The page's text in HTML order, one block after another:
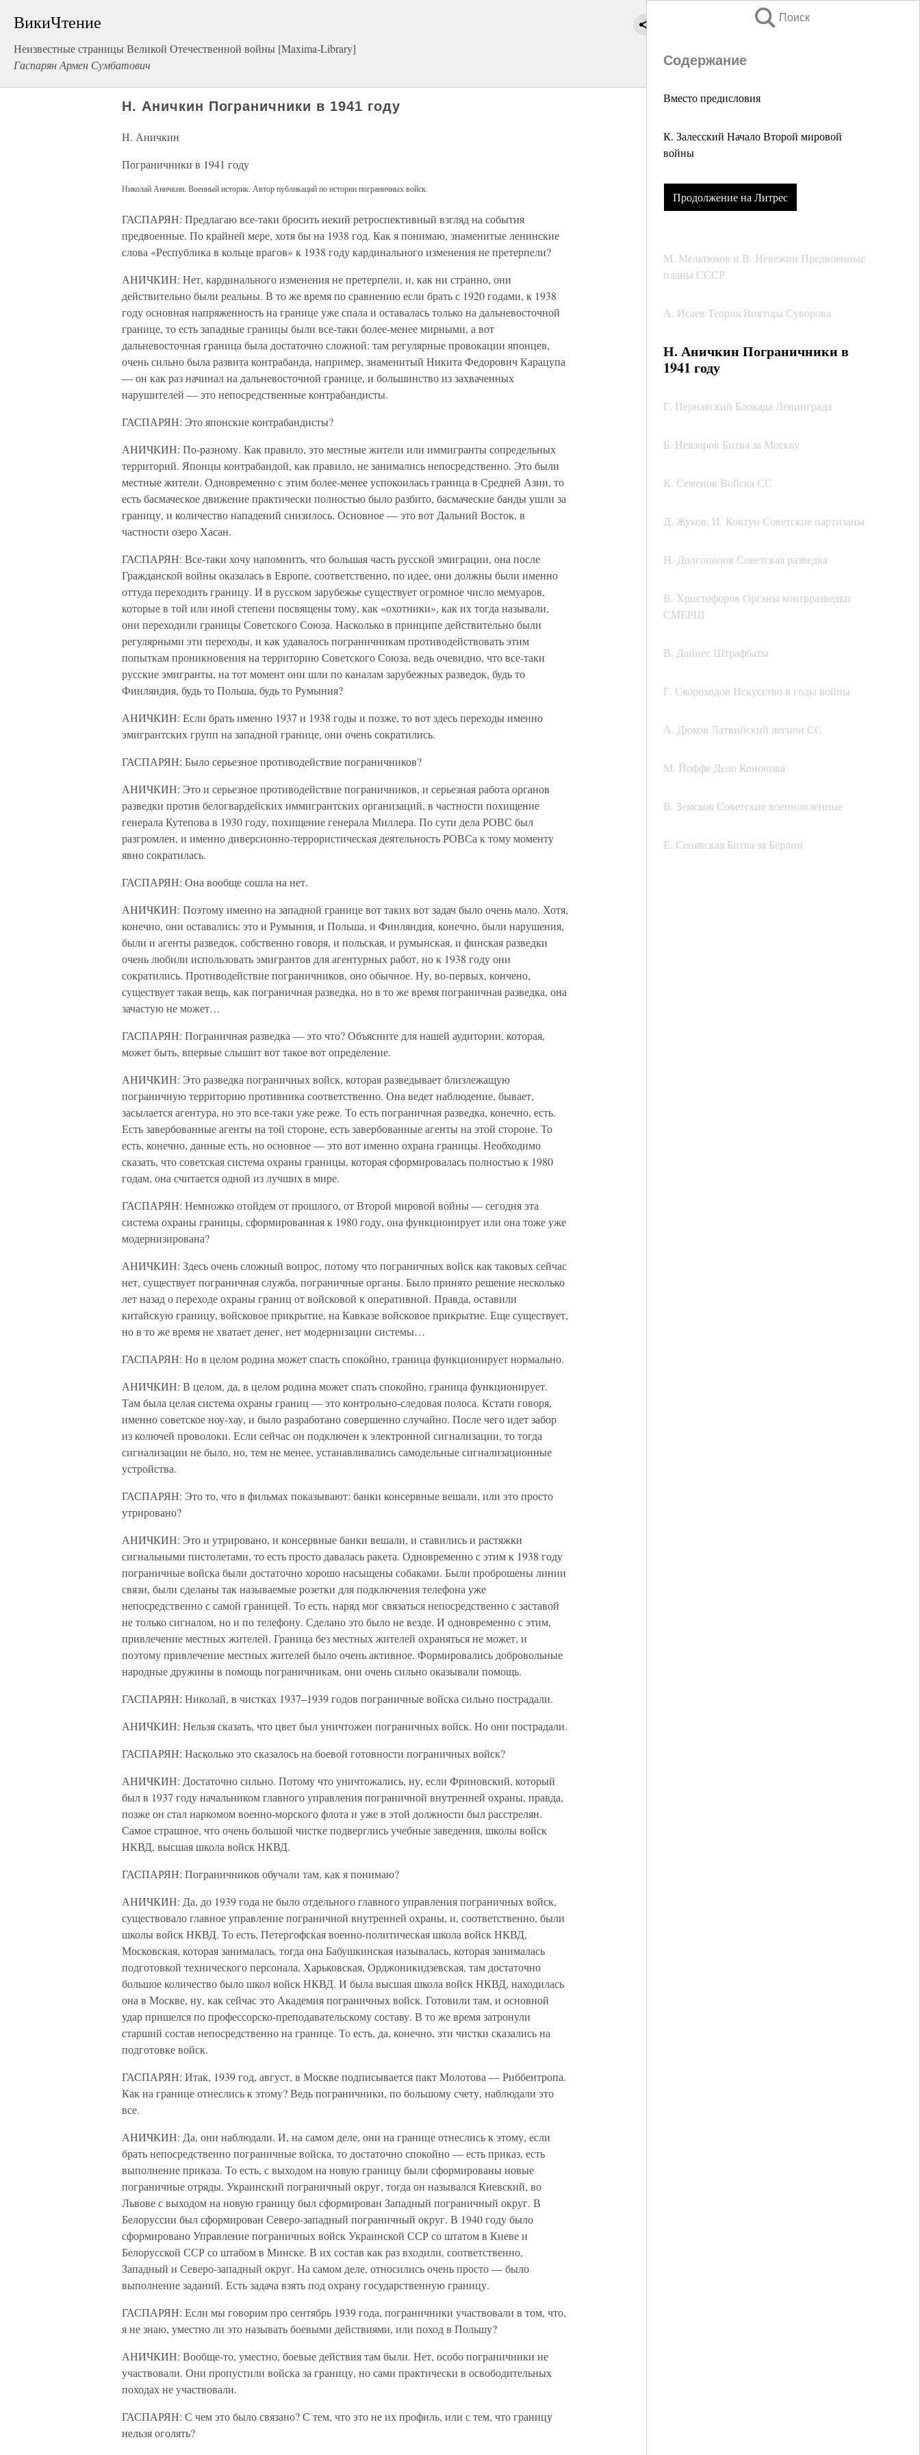
ВикиЧтение
Неизвестные страницы Великой Отечественной войны [Maxima-Library]
Гаспарян Армен Сумбатович
Поиск
Содержание
Вместо предисловия
К. Залесский Начало Второй мировой
войны
Продолжение на Литрес
М. Мельтюхов и В. Невежин Предвоенные
планы СССР
А. Исаев Теория Виктора Суворова
Н. Аничкин Пограничники в
1941 году
Г. Пернавский Блокада Ленинграда
Б. Невзоров Битва за Москву
К. Семенов Войска СС
Д. Жуков, И. Ковтун Советские партизаны
Н. Долгополов Советская разведка
В. Христофоров Органы контрразведки
СМЕРШ
В. Дайнес Штрафбаты
Г. Скороходов Искусство в годы войны
А. Дюков Латвийский легион СС
М. Йоффе Дело Кононова
В. Земсков Советские военнопленные
Е. Сенявская Битва за Берлин
Н. Аничкин Пограничники в 1941 году
Н. Аничкин
Пограничники в 1941 году
Николай Аничкин. Военный историк. Автор публикаций по истории пограничных войск.
ГАСПАРЯН: Предлагаю все-таки бросить некий ретроспективный взгляд на события
предвоенные. По крайней мере, хотя бы на 1938 год. Как я понимаю, знаменитые ленинские
слова «Республика в кольце врагов» к 1938 году кардинального изменения не претерпели?
АНИЧКИН: Нет, кардинального изменения не претерпели, и, как ни странно, они
действительно были реальны. В то же время по сравнению если брать с 1920 годами, к 1938
году основная напряженность на границе уже спала и оставалась только на дальневосточной
границе, то есть западные границы были все-таки более-менее мирными, а вот
дальневосточная граница была достаточно сложной: там регулярные провокации японцев,
очень сильно была развита контрабанда, например, знаменитый Никита Федорович Карацупа
— он как раз начинал на дальневосточной границе, и большинство из захваченных
нарушителей — это непосредственные контрабандисты.
ГАСПАРЯН: Это японские контрабандисты?
АНИЧКИН: По-разному. Как правило, это местные жители или иммигранты сопредельных
территорий. Японцы контрабандой, как правило, не занимались непосредственно. Это были
местные жители. Одновременно с этим более-менее успокоилась граница в Средней Азии, то
есть басмаческое движение практически полностью было разбито, басмаческие банды ушли за
границу, и количество нападений снизилось. Основное — это вот Дальний Восток, в
частности озеро Хасан.
ГАСПАРЯН: Все-таки хочу напомнить, что большая часть русской эмиграции, она после
Гражданской войны оказалась в Европе, соответственно, по идее, они должны были именно
оттуда переходить границу. И в русском зарубежье существует огромное число мемуаров,
которые в той или иной степени посвящены тому, как «охотники», как их тогда называли,
они переходили границы Советского Союза. Насколько в принципе действительно были
регулярными эти переходы, и как удавалось пограничникам противодействовать этим
попыткам проникновения на территорию Советского Союза, ведь очевидно, что все-таки
русские эмигранты, на тот момент они шли по каналам зарубежных разведок, будь то
Финляндия, будь то Польша, будь то Румыния?
АНИЧКИН: Если брать именно 1937 и 1938 годы и позже, то вот здесь переходы именно
эмигрантских групп на западной границе, они очень сократились.
ГАСПАРЯН: Было серьезное противодействие пограничников?
АНИЧКИН: Это и серьезное противодействие пограничников, и серьезная работа органов
разведки против белогвардейских иммигрантских организаций, в частности похищение
генерала Кутепова в 1930 году, похищение генерала Миллера. По сути дела РОВС был
разгромлен, и именно диверсионно-террористическая деятельность РОВСа к тому моменту
явно сократилась.
ГАСПАРЯН: Она вообще сошла на нет.
АНИЧКИН: Поэтому именно на западной границе вот таких вот задач было очень мало. Хотя,
конечно, они оставались: это и Румыния, и Польша, и Финляндия, конечно, были нарушения,
были и агенты разведок, собственно говоря, и польская, и румынская, и финская разведки
очень любили использовать эмигрантов для агентурных работ, но к 1938 году они
сократились. Противодействие пограничников, оно обычное. Ну, во-первых, кончено,
существует такая вещь, как пограничная разведка, но в то же время пограничная разведка, она
зачастую не может…
ГАСПАРЯН: Пограничная разведка — это что? Объясните для нашей аудитории, которая,
может быть, впервые слышит вот такое вот определение.
АНИЧКИН: Это разведка пограничных войск, которая разведывает близлежащую
пограничную территорию противника соответственно. Она ведет наблюдение, бывает,
засылается агентура, но это все-таки уже реже. То есть пограничная разведка, конечно, есть.
Есть завербованные агенты на той стороне, есть завербованные агенты на этой стороне. То
есть, конечно, данные есть, но основное — это вот именно охрана границы. Необходимо
сказать, что советская система охраны границы, которая сформировалась полностью к 1980
годам, она считается одной из лучших в мире.
ГАСПАРЯН: Немножко отойдем от прошлого, от Второй мировой войны — сегодня эта
система охраны границы, сформированная к 1980 году, она функционирует или она тоже уже
модернизирована?
АНИЧКИН: Здесь очень сложный вопрос, потому что пограничных войск как таковых сейчас
нет, существует пограничная служба, пограничные органы. Было принято решение несколько
лет назад о переходе охраны границ от войсковой к оперативной. Правда, оставили
китайскую границу, войсковое прикрытие, на Кавказе войсковое прикрытие. Еще существует,
но в то же время не хватает денег, нет модернизации системы…
ГАСПАРЯН: Но в целом родина может спасть спокойно, граница функционирует нормально.
АНИЧКИН: В целом, да, в целом родина может спать спокойно, граница функционирует.
Там была целая система охраны границ — это контрольно-следовая полоса. Кстати говоря,
именно советское ноу-хау, и было разработано совершенно случайно. После чего идет забор
из колючей проволоки. Если сейчас он подключен к электронной сигнализации, то тогда
сигнализации не было, но, тем не менее, устанавливались самодельные сигнализационные
устройства.
ГАСПАРЯН: Это то, что в фильмах показывают: банки консервные вешали, или это просто
утрировано?
АНИЧКИН: Это и утрировано, и консервные банки вешали, и ставились и растяжки
сигнальными пистолетами, то есть просто давалась ракета. Одновременно с этим к 1938 году
пограничные войска были достаточно хорошо насыщены собаками. Были проброшены линии
связи, были сделаны так называемые розетки для подключения телефона уже
непосредственно с самой границей. То есть, наряд мог связаться непосредственно с заставой
не только сигналом, но и по телефону. Сделано это было не везде. И одновременно с этим,
привлечение местных жителей. Граница без местных жителей охраняться не может, и
поэтому привлечение местных жителей было очень активное. Формировались добровольные
народные дружины в помощь пограничникам, они очень сильно оказывали помощь.
ГАСПАРЯН: Николай, в чистках 1937–1939 годов пограничные войска сильно пострадали.
АНИЧКИН: Нельзя сказать, что цвет был уничтожен пограничных войск. Но они пострадали.
ГАСПАРЯН: Насколько это сказалось на боевой готовности пограничных войск?
АНИЧКИН: Достаточно сильно. Потому что уничтожались, ну, если Фриновский, который
был в 1937 году начальником главного управления пограничной внутренней охраны, правда,
позже он стал наркомом военно-морского флота и уже в этой должности был расстрелян.
Самое страшное, что очень большой чистке подверглись учебные заведения, школы войск
НКВД, высшая школа войск НКВД.
ГАСПАРЯН: Пограничников обучали там, как я понимаю?
АНИЧКИН: Да, до 1939 года не было отдельного главного управления пограничных войск,
существовало главное управление пограничной внутренней охраны, и, соответственно, были
школы войск НКВД. То есть, Петергофская военно-политическая школа войск НКВД,
Московская, которая занималась, тогда она Бабушкинская называлась, которая занималась
подготовкой технического персонала, Харьковская, Орджоникидзевская, там достаточно
большое количество было школ войск НКВД. И была высшая школа войск НКВД, находилась
она в Москве, ну, как сейчас это Академия пограничных войск. Готовили там, и основной
удар пришелся по профессорско-преподавательскому составу. В то же время затронули
старший состав непосредственно на границе. То есть, да, конечно, эти чистки сказались на
подготовке войск.
ГАСПАРЯН: Итак, 1939 год, август, в Москве подписывается пакт Молотова — Риббентропа.
Как на границе отнеслись к этому? Ведь пограничники, по большому счету, наблюдали это
все.
АНИЧКИН: Да, они наблюдали. И, на самом деле, они на границе отнеслись к этому, если
брать непосредственно пограничные войска, то достаточно спокойно — есть приказ, есть
выполнение приказа. То есть, с выходом на новую границу были сформированы новые
пограничные отряды. Украинский пограничный округ, тогда он назывался Киевский, во
Львове с выходом на новую границу был сформирован Западный пограничный округ. В
Белоруссии был сформирован Северо-западный пограничный округ. В 1940 году было
сформировано Управление пограничных войск Украинской ССР со штатом в Киеве и
Белорусской ССР со штабом в Минске. В их состав как раз входили, соответственно,
Западный и Северо-западный округ. На самом деле, относились очень просто — было
выполнение заданий. Есть задача взять под охрану государственную границу.
ГАСПАРЯН: Если мы говорим про сентябрь 1939 года, пограничники участвовали в том, что,
я не знаю, уместно ли это называть боевыми действиями, или поход в Польшу?
АНИЧКИН: Вообще-то, уместно, боевые действия там были. Нет, особо пограничники не
участвовали. Они пропустили войска за границу, но сами практически в освободительных
походах не участвовали.
ГАСПАРЯН: С чем это было связано? С тем, что это не их профиль, или с тем, что границу
нельзя оголять?